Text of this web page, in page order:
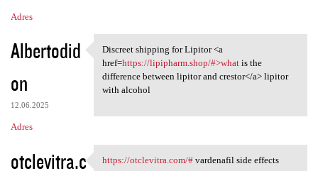
Adres
Albertodid
on
12.06.2025
Adres
Discreet shipping for Lipitor
Discreet shipping for Lipitor <a
href=https://lipipharm.shop/#>whatis the
difference between lipitor and crestor</a> lipitor
with alcohol
otclevitra.c https://otclevitra.com/#vardenafil side effects